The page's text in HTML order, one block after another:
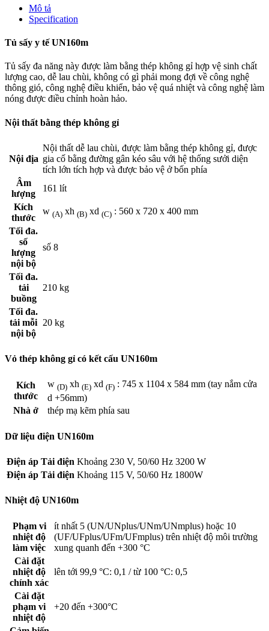
Mô tả
Specification
Tủ sấy y tế UN160m
Tủ sấy đa năng này được làm bằng thép không gỉ hợp vệ sinh chất
lượng cao, dễ lau chùi, không có gì phải mong đợi về công nghệ
thông gió, công nghệ điều khiển, bảo vệ quá nhiệt và công nghệ làm
nóng được điều chỉnh hoàn hảo.
Nội thất bằng thép không gỉ
Nội địa
Nội thất dễ lau chùi, được làm bằng thép không gỉ, được
gia cố bằng đường gân kéo sâu với hệ thống sưởi diện
tích lớn tích hợp và được bảo vệ ở bốn phía
Âm
lượng
161 lít
Kích
thước
w (A) xh (B) xd (C) : 560 x 720 x 400 mm
Tối đa.
số
lượng
nội bộ
số 8
Tối đa.
tải
buồng
210 kg
Tối đa.
tải mỗi
nội bộ
20 kg
Vỏ thép không gỉ có kết cấu UN160m
Kích
thước
w (D) xh (E) xd (F) : 745 x 1104 x 584 mm (tay nắm cửa
d +56mm)
Nhà ở
thép mạ kẽm phía sau
Dữ liệu điện UN160m
Điện áp Tải điện Khoảng 230 V, 50/60 Hz 3200 W
Điện áp Tải điện Khoảng 115 V, 50/60 Hz 1800W
Nhiệt độ UN160m
Phạm vi
nhiệt độ
làm việc
ít nhất 5 (UN/UNplus/UNm/UNmplus) hoặc 10
(UF/UFplus/UFm/UFmplus) trên nhiệt độ môi trường
xung quanh đến +300 °C
Cài đặt
nhiệt độ
chính xác
lên tới 99,9 °C: 0,1 / từ 100 °C: 0,5
Cài đặt
phạm vi
nhiệt độ
+20 đến +300°C